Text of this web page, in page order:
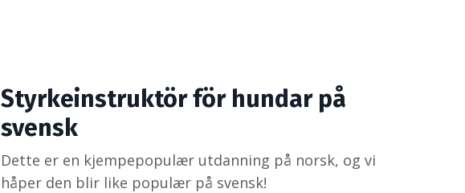
Styrkeinstruktör för hundar på
svensk
Dette er en kjempepopulær utdanning på norsk, og vi
håper den blir like populær på svensk!